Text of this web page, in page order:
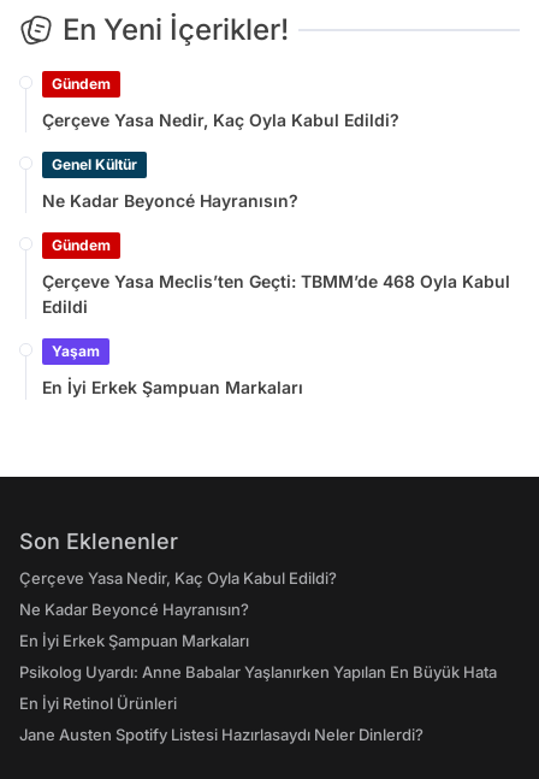
En Yeni İçerikler!
Gündem
Çerçeve Yasa Nedir, Kaç Oyla Kabul Edildi?
Genel Kültür
Ne Kadar Beyoncé Hayranısın?
Gündem
Çerçeve Yasa Meclis’ten Geçti: TBMM’de 468 Oyla Kabul
Edildi
Yaşam
En İyi Erkek Şampuan Markaları
Son Eklenenler
Çerçeve Yasa Nedir, Kaç Oyla Kabul Edildi?
Ne Kadar Beyoncé Hayranısın?
En İyi Erkek Şampuan Markaları
Psikolog Uyardı: Anne Babalar Yaşlanırken Yapılan En Büyük Hata
En İyi Retinol Ürünleri
Jane Austen Spotify Listesi Hazırlasaydı Neler Dinlerdi?